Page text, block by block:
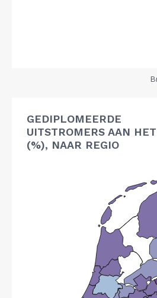
GEDIPLOMEERDE
UITSTROMERS AAN
(%), NAAR REGIO